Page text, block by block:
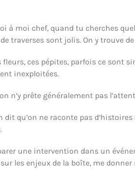
à moi chef, quand tu cherches
traverses sont jolis. On y trouve
fleurs, ces pépites, parfois ce sont
inexploitées.
n’y prête généralement pas
dit qu’on ne raconte pas
une intervention dans un
les enjeux de la boîte, me donner